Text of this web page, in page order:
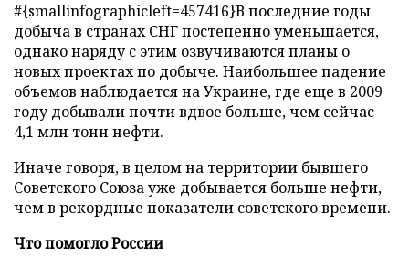
#{smallinfographicleft=457416}В последние годы
добыча в странах СНГ постепенно уменьшается,
однако наряду с этим озвучиваются планы о
новых проектах по добыче. Наибольшее падение
объемов наблюдается на Украине, где еще в 2009
году добывали почти вдвое больше, чем сейчас –
4,1 млн тонн нефти.
Иначе говоря, в целом на территории бывшего
Советского Союза уже добывается больше нефти,
чем в рекордные показатели советского времени.
Что помогло России